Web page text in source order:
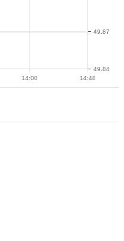
14:00 14:48
49.84
49.87